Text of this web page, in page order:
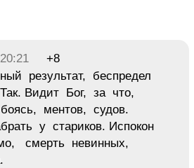
+8
результат, беспредел
Видит Бог, за что,
ментов, судов.
у стариков. Испокон
смерть невинных,